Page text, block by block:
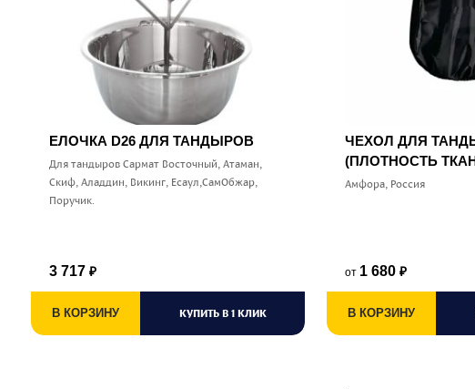
ЕЛОЧКА D26 ДЛЯ ТАНДЫРОВ
Для тандыров Сармат Восточный, Атаман,
Скиф, Аладдин, Викинг, Есаул,СамОбжар,
Поручик.
3 717 ₽
В КОРЗИНУ КУПИТЬ В 1 КЛИК
ЧЕХОЛ ДЛЯ
(ПЛОТНОСТЬ
Амфора, Россия
от 1 680 ₽
В КОРЗИНУ